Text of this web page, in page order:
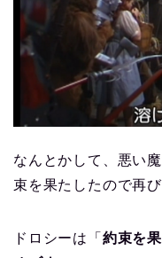
なんとかして、悪い
束を果たしたので再
ドロシーは「 約束を